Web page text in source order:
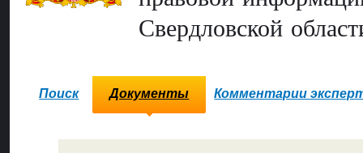
Свердловской
Поиск Документы Комментарии